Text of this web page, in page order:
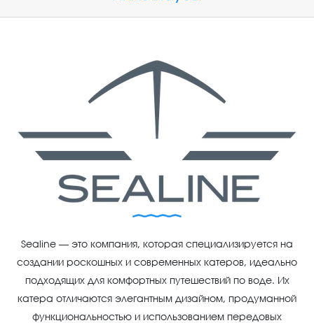
Sealine — это компания, которая специализируется на
создании роскошных и современных катеров, идеально
подходящих для комфортных путешествий по воде. Их
катера отличаются элегантным дизайном, продуманной
функциональностью и использованием передовых